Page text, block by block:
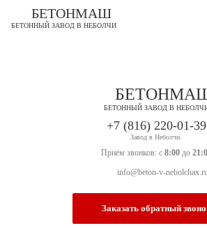
БЕТОНМАШ
БЕТОННЫЙ ЗАВОД В НЕБОЛЧИ
БЕТОННЫЙ ЗАВОД В
Завод в Неболчи.
Приём звонков: с 8:00до
info@beton-v-nebolchax.ru
Заказать обратный